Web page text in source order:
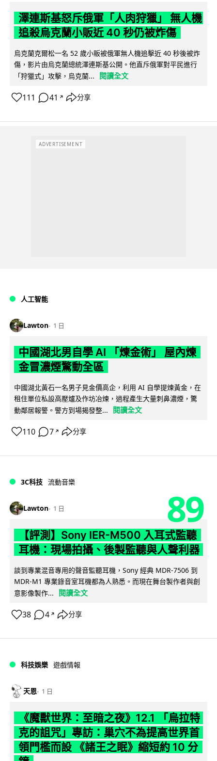
澤連斯基怒斥俄軍「人肉狩獵」 無人機
追殺烏克蘭小販近 40 秒仍被炸傷
烏克蘭克爾松一名 52 歲小販被俄軍無人機追擊近 40 秒後被炸
傷，影片由烏克蘭總統澤連斯基公開。他直斥俄軍對平民進行
「狩獵式」攻擊，烏克蘭...
閱讀全文
111 41 ↗ 分享
ADVERTISEMENT
人工智能
Lawton 1 日
中國湖北男自學 AI 「煉金術」 屋內煉
金冒濃煙驚動全區
中國湖北黃石一名男子見金價高企，利用 AI 自學提煉黃金，在
租住單位私設高壓爐及作坊冶煉，過程產生大量刺鼻濃煙，驚
動鄰居報警。警方到場揭發整...
閱讀全文
110 7 ↗ 分享
3C科技 流動音樂
Lawton 1 日 89
【評測】Sony IER-M500 入耳式監聽
耳機：現場拍攝、後製監聽與人聲利器
談到專業混音專用的聲音監聽耳機，Sony 經典 MDR-7506 到
MDR-M1 專業錄音室耳機都為人熟悉。而現在舞台製作者與創
意影像製作...
閱讀全文
38 4 ↗ 分享
科技娛樂 遊戲情報
天恩 1 日
《魔獸世界：至暗之夜》12.1 「烏拉特
克的詛咒」專訪：巢穴不為提高世界首
領門檻而設 《諸王之眠》縮短約 10 分